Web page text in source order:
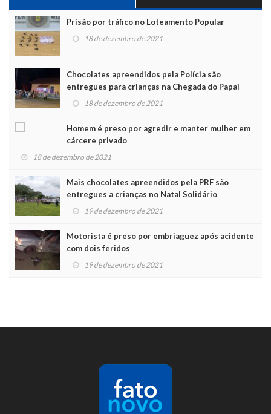
Prisão por tráfico no Loteamento Popular
18 de dezembro de 2021
Chocolates apreendidos pela Polícia são
entregues para crianças na Chegada do Papai
Noel
18 de dezembro de 2021
Homem é preso por agredir e manter mulher em
cárcere privado
18 de dezembro de 2021
Mais chocolates apreendidos pela PRF são
entregues a crianças no Natal Solidário
19 de dezembro de 2021
Motorista é preso por embriaguez após acidente
com dois feridos
19 de dezembro de 2021